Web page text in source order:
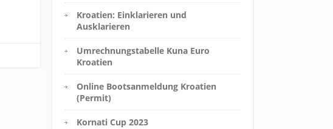
Kroatien: Einklarieren und
Ausklarieren
Umrechnungstabelle Kuna Euro
Kroatien
Online Bootsanmeldung Kroatien
(Permit)
Kornati Cup 2023